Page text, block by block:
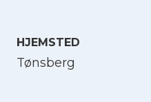
HJEMSTED
Tønsberg